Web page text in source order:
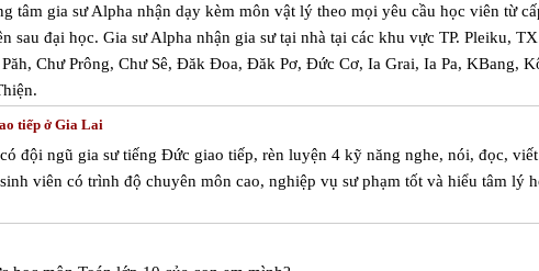
tâm gia sư Alpha nhận dạy kèm môn vật lý theo mọi yêu cầu học viên từ
sau đại học. Gia sư Alpha nhận gia sư tại nhà tại các khu vực TP. Pleiku,
Chư Prông, Chư Sê, Đăk Đoa, Đăk Pơ, Đức Cơ, Ia Grai, Ia Pa, KBang,
tiếp ở Gia Lai
đội ngũ gia sư tiếng Đức giao tiếp, rèn luyện 4 kỹ năng nghe, nói, đọc,
viên có trình độ chuyên môn cao, nghiệp vụ sư phạm tốt và hiểu tâm lý